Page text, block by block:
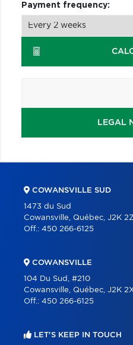
Payment frequency:
LEGAL
COWANSVILLE SUD
1473 du Sud
Cowansville, Québec, J2K
Off.: 450 266-6125
COWANSVILLE
104 Du Sud, #210
Cowansville, Québec, J2K
Off.: 450 266-6125
LET'S KEEP IN TOUCH